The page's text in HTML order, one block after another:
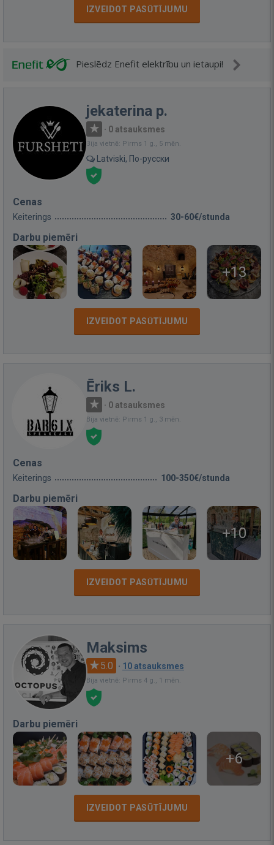
IZVEIDOT PASŪTĪJUMU
Pieslēdz Enefit elektrību un ietaupi!
jekaterina p.
· 0 atsauksmes
Bija vietnē: Pirms 1 g., 5 mēn.
Latviski, По-русски
Cenas
Keiterings 30-60€/stunda
Darbu piemēri
+13
IZVEIDOT PASŪTĪJUMU
Ēriks L.
· 0 atsauksmes
Bija vietnē: Pirms 1 g., 3 mēn.
Cenas
Keiterings 100-350€/stunda
Darbu piemēri
+10
IZVEIDOT PASŪTĪJUMU
Maksims
5.0 · 10 atsauksmes
Bija vietnē: Pirms 4 g., 1 mēn.
Darbu piemēri
+6
IZVEIDOT PASŪTĪJUMU